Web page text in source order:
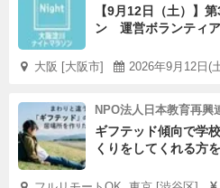
【9月12日（土）】
ン 運営ボランティア
大阪 [大阪市] 2026年9月12日(
NPO法人日本教育再興
ギフテッド傾向で学
くりをしてくれる方